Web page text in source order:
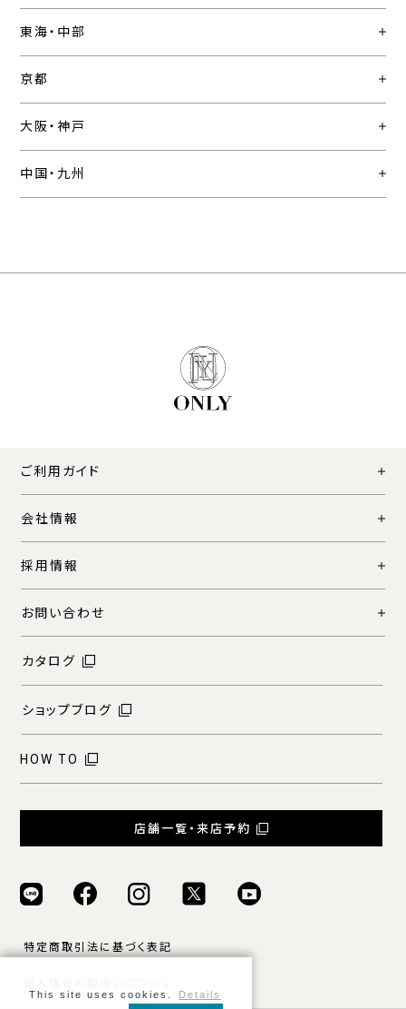
東海・中部
京都
大阪・神戸
中国・九州
ご利用ガイド
会社情報
採用情報
お問い合わせ
カタログ
ショップブログ
HOW TO
店舗一覧・来店予約
特定商取引法に基づく表記
This site uses cookies. Details